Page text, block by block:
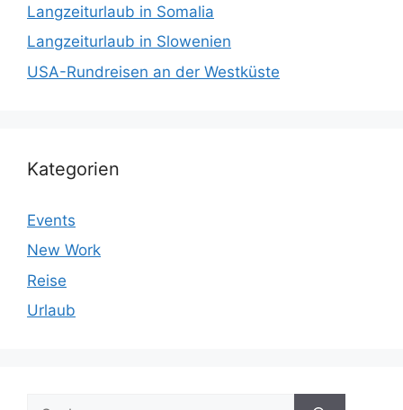
Langzeiturlaub in Somalia
Langzeiturlaub in Slowenien
USA-Rundreisen an der Westküste
Kategorien
Events
New Work
Reise
Urlaub
Suchen